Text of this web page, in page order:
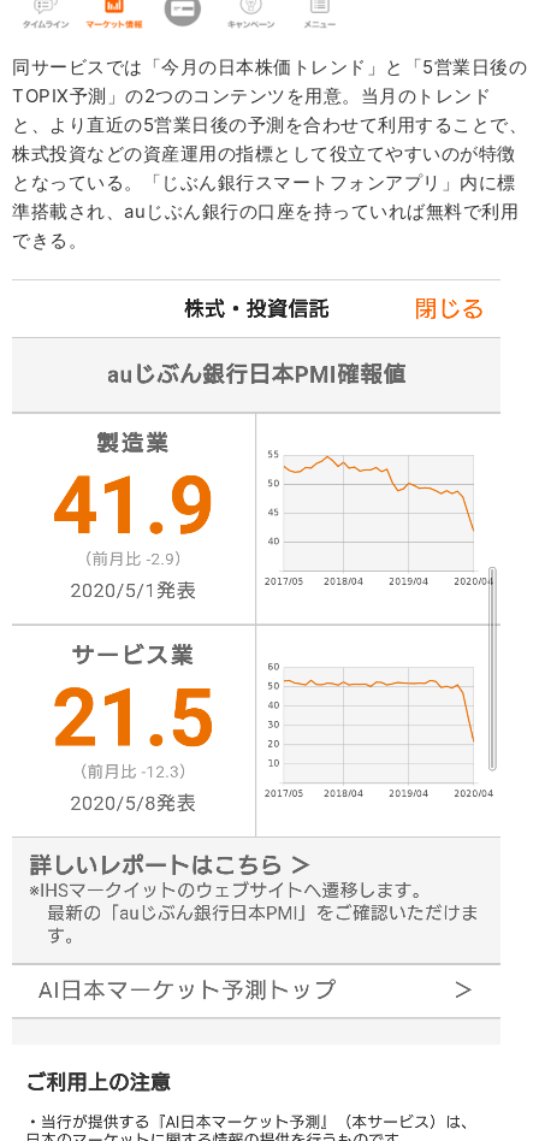
同サービスでは「今月の日本株価トレンド」と「5営業日後の
TOPIX予測」の2つのコンテンツを用意。当月のトレンド
と、より直近の5営業日後の予測を合わせて利用することで、
株式投資などの資産運用の指標として役立てやすいのが特徴
となっている。「じぶん銀行スマートフォンアプリ」内に標
準搭載され、auじぶん銀行の口座を持っていれば無料で利用
できる。